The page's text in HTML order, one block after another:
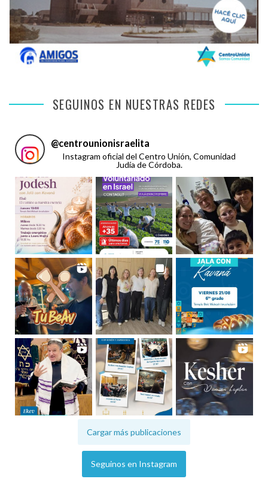
SEGUINOS EN NUESTRAS REDES
@centrounionisraelita
Instagram oficial del Centro Unión, Comunidad
Judía de Córdoba.
Cargar más publicaciones
Seguinos en Instagram